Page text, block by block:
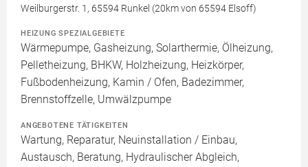
Weilburgerstr. 1, 65594 Runkel (20km von 65594 Elsoff)
HEIZUNG SPEZIALGEBIETE
Wärmepumpe, Gasheizung, Solarthermie, Ölheizung,
Pelletheizung, BHKW, Holzheizung, Heizkörper,
Fußbodenheizung, Kamin / Ofen, Badezimmer,
Brennstoffzelle, Umwälzpumpe
ANGEBOTENE TÄTIGKEITEN
Wartung, Reparatur, Neuinstallation / Einbau,
Austausch, Beratung, Hydraulischer Abgleich,